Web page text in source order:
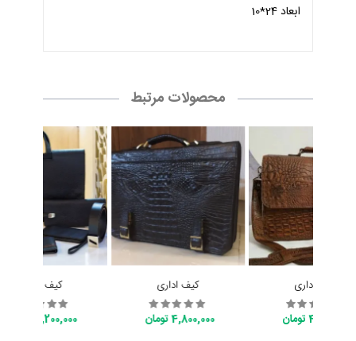
ابعاد 24*10
محصولات مرتبط
کیف اداری
4,800,000 تومان
کیف اداری
4,800,000 تومان
کیف اداری
7,200,000 تومان